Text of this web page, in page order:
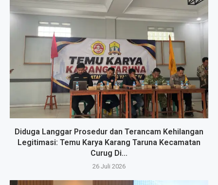
Diduga Langgar Prosedur dan Terancam Kehilangan
Legitimasi: Temu Karya Karang Taruna Kecamatan
Curug Di...
26 Juli 2026